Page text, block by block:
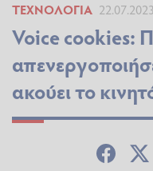
ΤΕΧΝΟΛΟΓΊΑ
Voice cookies:
ακούει το